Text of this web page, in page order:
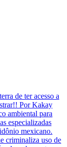
de ter acesso a
Por Kakay
ambiental para
especializadas
mexicano.
criminaliza uso de